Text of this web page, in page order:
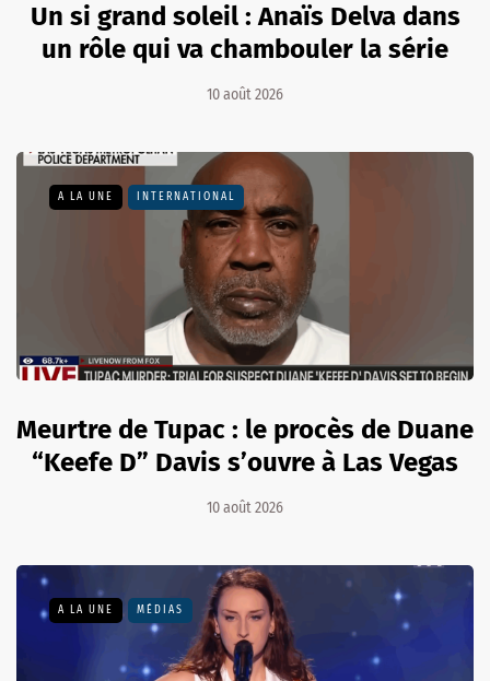
Un si grand soleil : Anaïs Delva dans
un rôle qui va chambouler la série
10 août 2026
A LA UNE INTERNATIONAL
Meurtre de Tupac : le procès de Duane
“Keefe D” Davis s’ouvre à Las Vegas
10 août 2026
A LA UNE MÉDIAS